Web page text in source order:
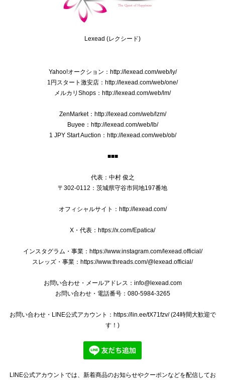
2025/08/28
2025/08/21
2025/07/15
2025/01/09
て購入できます。 欲しい商品と出会えた際はまたよろしくお
いつもご購入いただきましてありがとうござい
ます。 バッグを気に入っていただけましてとて
も嬉しく存じます。 バッグのメンテナンスの方
法など、ご質問やご相談などがございました
ら、いつでもお気軽にメッセージをお寄せくだ
さい。 ご丁寧なお取引をしていただきましてあ
Lexead (レクシード)
Yahoo!オークション：http://lexead.com/web/ly/
1円スタート激安店：http://lexead.com/web/one/
メルカリShops：http://lexead.com/web/lm/
ZenMarket：http://lexead.com/web/lzm/
Buyee：http://lexead.com/web/lb/
1 JPY Start Auction：http://lexead.com/web/ob/
■■■
代表：中村 俊之
〒302-0112：茨城県守谷市同地197番地
オフィシャルサイト：http://lexead.com/
X・代表：https://x.com/Epatica/
インスタグラム・事業：https://www.instagram.com/lexead.official/
スレッズ・事業：https://www.threads.com/@lexead.official/
お問い合わせ・メールアドレス： info@lexead.com
お問い合わせ・電話番号：080-5984-3265
お問い合わせ・LINE公式アカウント：https://lin.ee/tX71fzv/ (24時間大歓迎で
す！)
LINE公式アカウントでは、新着商品のお知らせやクーポンなどを配信してお